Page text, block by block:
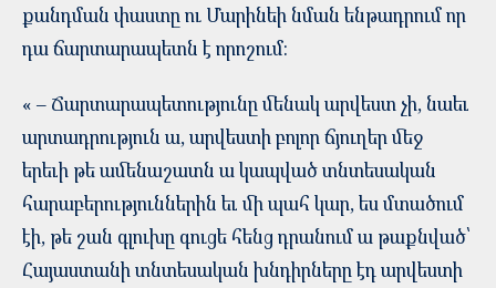
քանդման փաստը ու Մարինեի նման ենթադրում որ
դա ճարտարապետն է որոշում:
« – Ճարտարապետությունը մենակ արվեստ չի, նաեւ
արտադրություն ա, արվեստի բոլոր ճյուղեր մեջ
երեւի թե ամենաշատն ա կապված տնտեսական
հարաբերություններին եւ մի պահ կար, ես մտածում
էի, թե շան գլուխը գուցե հենց դրանում ա թաքնված՝
Հայաստանի տնտեսական խնդիրները էդ արվեստի